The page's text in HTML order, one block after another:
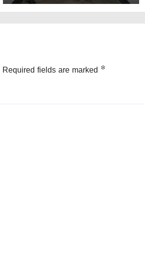
Required fields are marked *